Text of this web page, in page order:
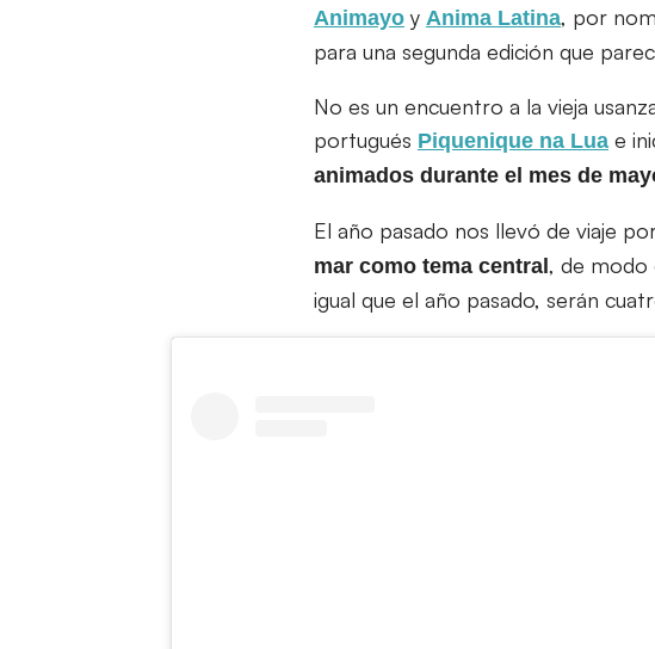
Animayo y Anima Latina, por
para una segunda edición que
No es un encuentro a la vieja
portugués Piquenique na Lua e
animados durante el mes de
El año pasado nos llevó de viaje
mar como tema central, de modo
igual que el año pasado, serán